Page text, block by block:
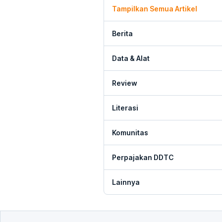
Tampilkan Semua Artikel
Berita
Data & Alat
Review
Literasi
Komunitas
Perpajakan DDTC
Lainnya